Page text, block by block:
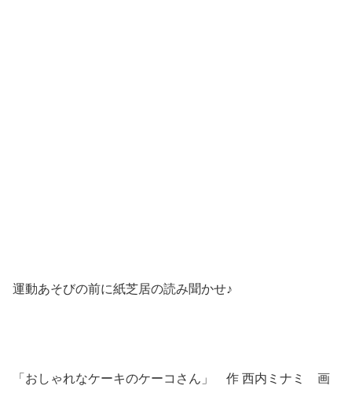
運動あそびの前に紙芝居の読み聞かせ♪
「おしゃれなケーキのケーコさん」 作 西内ミナミ 画